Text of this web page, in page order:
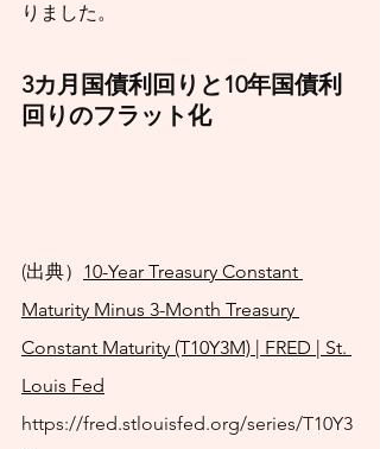
りました。
3カ月国債利回りと10年国債利
回りのフラット化
(出典） 10-Year Treasury Constant
Maturity Minus 3-Month Treasury
Constant Maturity (T10Y3M) | FRED | St.
Louis Fed
https://fred.stlouisfed.org/series/T10Y3